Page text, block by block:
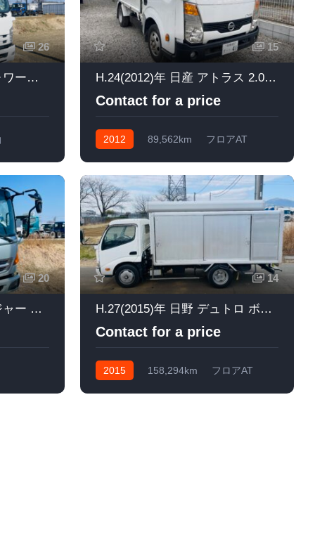
26
H.25(2013)年 いすゞ フォワード ダンプ 深ダンプ 白
15
H.24(2012)年 日産 アトラス 2.0 スーパーロー DX ヒラボディ シルバー
Contact for a price
2012 89,562km
フロアAT
20
H.19(2007)年 日野 レンジャー アームロール アームロールツインホイストベッド付き
14
H.27(2015)年 日野 デュトロ ボトルカー 3000KG
Contact for a price
2015 158,294km
フロアAT